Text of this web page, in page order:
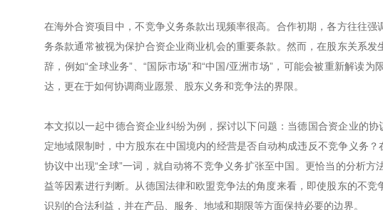
在海外合资项目中，不竞争义务条款出现频率很高。合作初期，各方往往
务条款通常被视为保护合资企业商业机会的重要条款。然而，在股东关系
辞，例如“全球业务”、“国际市场”和“中国/亚洲市场”，可能会被重新解读
达，更在于如何协调商业愿景、股东义务和竞争法的界限。
本文拟以一起中德合资企业纠纷为例，探讨以下问题：当德国合资企业的
定地域限制时，中方股东在中国境内的经营是否自动构成违反不竞争义务
协议中出现“全球”一词，就自动将不竞争义务扩张至中国。更恰当的分析
益等因素进行判断。从德国法律和欧盟竞争法的角度来看，即使股东的不
识别的合法利益，并在产品、服务、地域和期限等方面保持必要的边界。